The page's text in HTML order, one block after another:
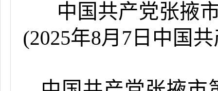
中国共产党张掖
(2025年8月 7 日中国